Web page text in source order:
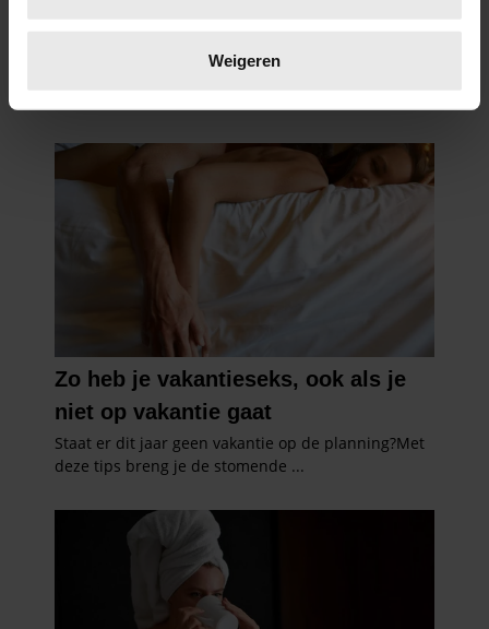
verwerkt en stel uw voorkeuren in het
intrekken in de Cookieverklaring.
We gebruiken cookies om content en advertenties te
personaliseren, om functies voor social media te bieden
en om ons websiteverkeer te analyseren. Ook delen we
informatie over uw gebruik van onze site met onze
partners voor social media, adverteren en analyse. Deze
partners kunnen deze gegevens combineren met andere
informatie die u aan ze heeft verstrekt of die ze hebben
verzameld op basis van uw gebruik van hun services. U
gaat akkoord met onze cookies als u onze website blijft
Weigeren